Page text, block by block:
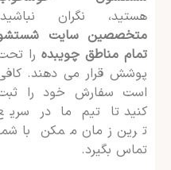
هستید، نگران نباشید؛
متخصصین سایت شستشو
تمام مناطق چویبدهرا تحت
پوشش قرار می دهند. کافی
است سفارش خود را ثبت
کنید تا تیم ما در سریع
ترین زمان ممکن با شما
تماس بگیرد.